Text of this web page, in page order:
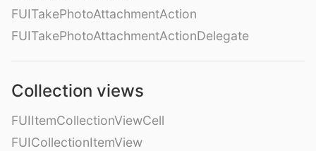
FUITakePhotoAttachmentAction
FUITakePhotoAttachmentActionDelegate
Collection views
FUIItemCollectionViewCell
FUICollectionItemView